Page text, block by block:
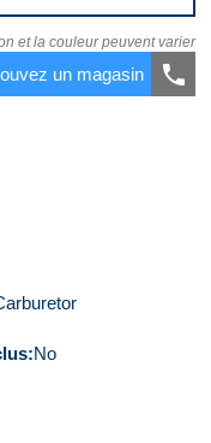
Kit
et la couleur peuvent varier
un magasin call
No